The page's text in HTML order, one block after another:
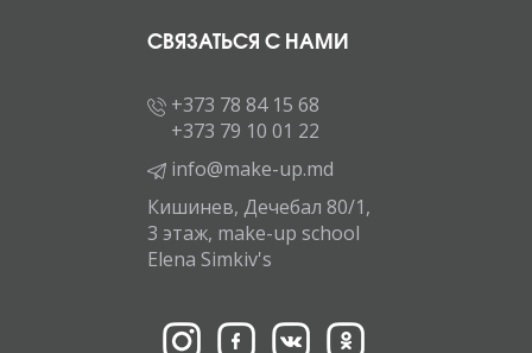
СВЯЗАТЬСЯ С НАМИ
+373 78 84 15 68
+373 79 10 01 22
info@make-up.md
Кишинев, Дечебал 80/1,
3 этаж, make-up school
Elena Simkiv's